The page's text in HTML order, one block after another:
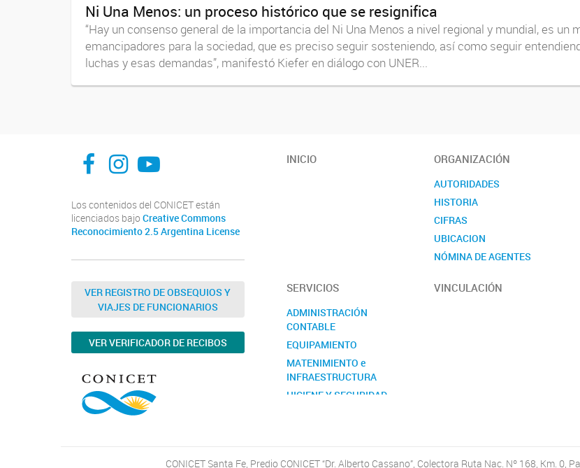
Ni Una Menos: un proceso histórico que se resignifica
“Hay un consenso general de la importancia del Ni Una Menos a nivel regional y mundial, es
emancipadores para la sociedad, que es preciso seguir sosteniendo, así como seguir
luchas y esas demandas”, manifestó Kiefer en diálogo con UNER...
facebook
instagram
Youtube
Los contenidos del CONICET están
licenciados bajo Creative Commons
Reconocimiento 2.5 Argentina License
VER REGISTRO DE OBSEQUIOS Y
VIAJES DE FUNCIONARIOS
VER VERIFICADOR DE RECIBOS
INICIO ORGANIZACIÓN
AUTORIDADES
HISTORIA
CIFRAS
UBICACION
NÓMINA DE AGENTES
SERVICIOS
ADMINISTRACIÓN
CONTABLE
EQUIPAMIENTO
MATENIMIENTO e
INFRAESTRUCTURA
HIGIENE Y SEGURIDAD
VINCULACIÓN
CONICET Santa Fe, Predio CONICET “Dr. Alberto Cassano”, Colectora Ruta Nac. Nº 168, Km. 0,